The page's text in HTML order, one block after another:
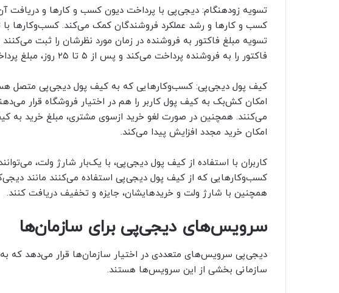
کسب و کارها و رشد عملکرد فروشندگان کمک می‌کند. کسب‌و‌کارها
فاکتور را به فروشنده پرداخت می‌کند و پس از ۵ تا ۲۵ روز، مبلغ پرداخت‌شده را از کسب‌و‌کار دریافت می‌کند.
کیف پول دیجی‌پی: کسب‌و‌کارهایی که به کیف پول دیجی‌پی متصل
امکان کش‌بک به کیف پول کاربر را هم در اختیار فروشگاه قرار
می‌کنند. همچنین در صورت لغو خرید ازسوی مشتری، مبلغ خرید به
امکان خرید مجدد افزایش پیدا می‌کند.
کاربران با استفاده از کیف پول دیجی‌پی، با یک‌بار شارژ ولت،
کسب‌و‌کارهایی که از کیف پول دیجی‌پی استفاده می‌کنند مانند
همچنین با شارژ ولت و خریدهایشان، جایزه و تخفیف دریافت کنند.
سرویس‌های دیجی‌پی برای سازمان‌ها
دیجی‌پی سرویس‌های متعددی در اختیار سازمان‌ها قرار می‌دهد که
سازمانی بخشی از این سرویس‌ها هستند.